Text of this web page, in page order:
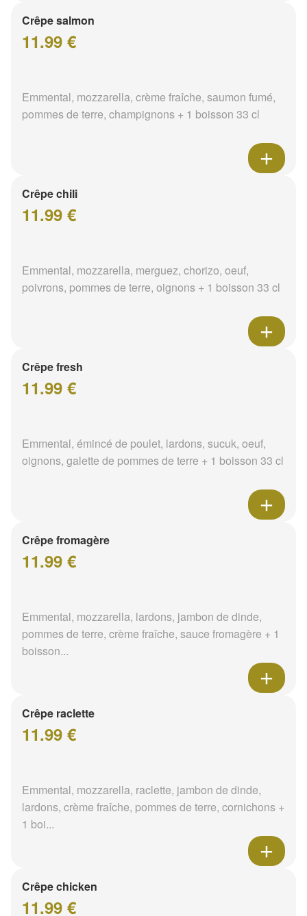
Crêpe salmon
11.99 €
Emmental, mozzarella, crème fraîche, saumon fumé,
pommes de terre, champignons + 1 boisson 33 cl
Crêpe chili
11.99 €
Emmental, mozzarella, merguez, chorizo, oeuf,
poivrons, pommes de terre, oignons + 1 boisson 33 cl
Crêpe fresh
11.99 €
Emmental, émincé de poulet, lardons, sucuk, oeuf,
oignons, galette de pommes de terre + 1 boisson 33 cl
Crêpe fromagère
11.99 €
Emmental, mozzarella, lardons, jambon de dinde,
pommes de terre, crème fraîche, sauce fromagère + 1
boisson...
Crêpe raclette
11.99 €
Emmental, mozzarella, raclette, jambon de dinde,
lardons, crème fraîche, pommes de terre, cornichons +
1 boi...
Crêpe chicken
11.99 €